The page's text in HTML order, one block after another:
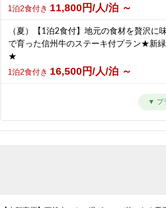
【南館】【室料】バリューレート / 焼額
の前！小学生までリフト券無料♪
素泊まり7,763円/人/泊 ～
【南館】【朝食付】バリューレート/ 焼額
目の前！小学生までリフト券無料♪
【南館】【夕朝食付】バリューレート/焼
17,763円/人/泊 ～
【南館】【室料】連泊プラン / 焼額山ス
1泊2食付き 11,800円/人/泊 ～
（夏）【1泊2食付】地元の食材を贅沢に
で育った信州牛のステーキ付プラン★新
★
1泊2食付き 16,500円/人/泊 ～
トレッキングと温泉を楽しもう★新緑か
1泊2食付き10,800円/人/泊 ～
（夏）【1泊夕食付】朝はゆっくり、自分
（夏）【素泊まり】星空の下でリフレッ